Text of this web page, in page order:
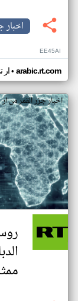
اخبار
EE45AI
ار• arabic.rt.com
اخبار جزر القمر من